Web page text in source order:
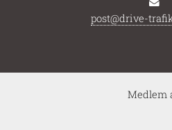
post@drive-
Medlem